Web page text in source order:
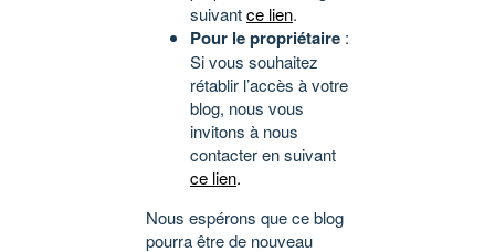
suivantce lien.
Pour le propriétaire :
Si vous souhaitez
rétablir l’accès à votre
blog, nous vous
invitons à nous
contacter en suivant
ce lien.
Nous espérons que ce blog
pourra être de nouveau